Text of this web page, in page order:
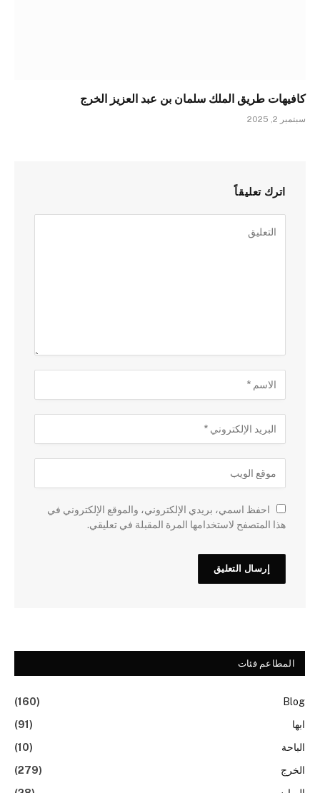
كافيهات طريق الملك سلمان بن عبد العزيز الخرج
سبتمبر 2, 2025
اترك تعليقاً
احفظ اسمي، بريدي الإلكتروني، والموقع الإلكتروني في
هذا المتصفح لاستخدامها المرة المقبلة في تعليقي.
المطاعم فئات
Blog
(160)
ابها
(91)
الباحة
(10)
الخرج
(279)